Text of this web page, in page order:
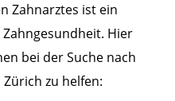
Zahnarztes ist ein
Hier
bei der Suche nach
zu helfen: